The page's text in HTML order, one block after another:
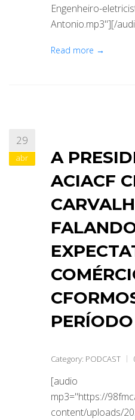
Engenheiro-
Antonio.mp3"][/
Read more →
29
abr
A
ACIACF
Category: PODCAST
[audio
mp3="https://
content/uploads/